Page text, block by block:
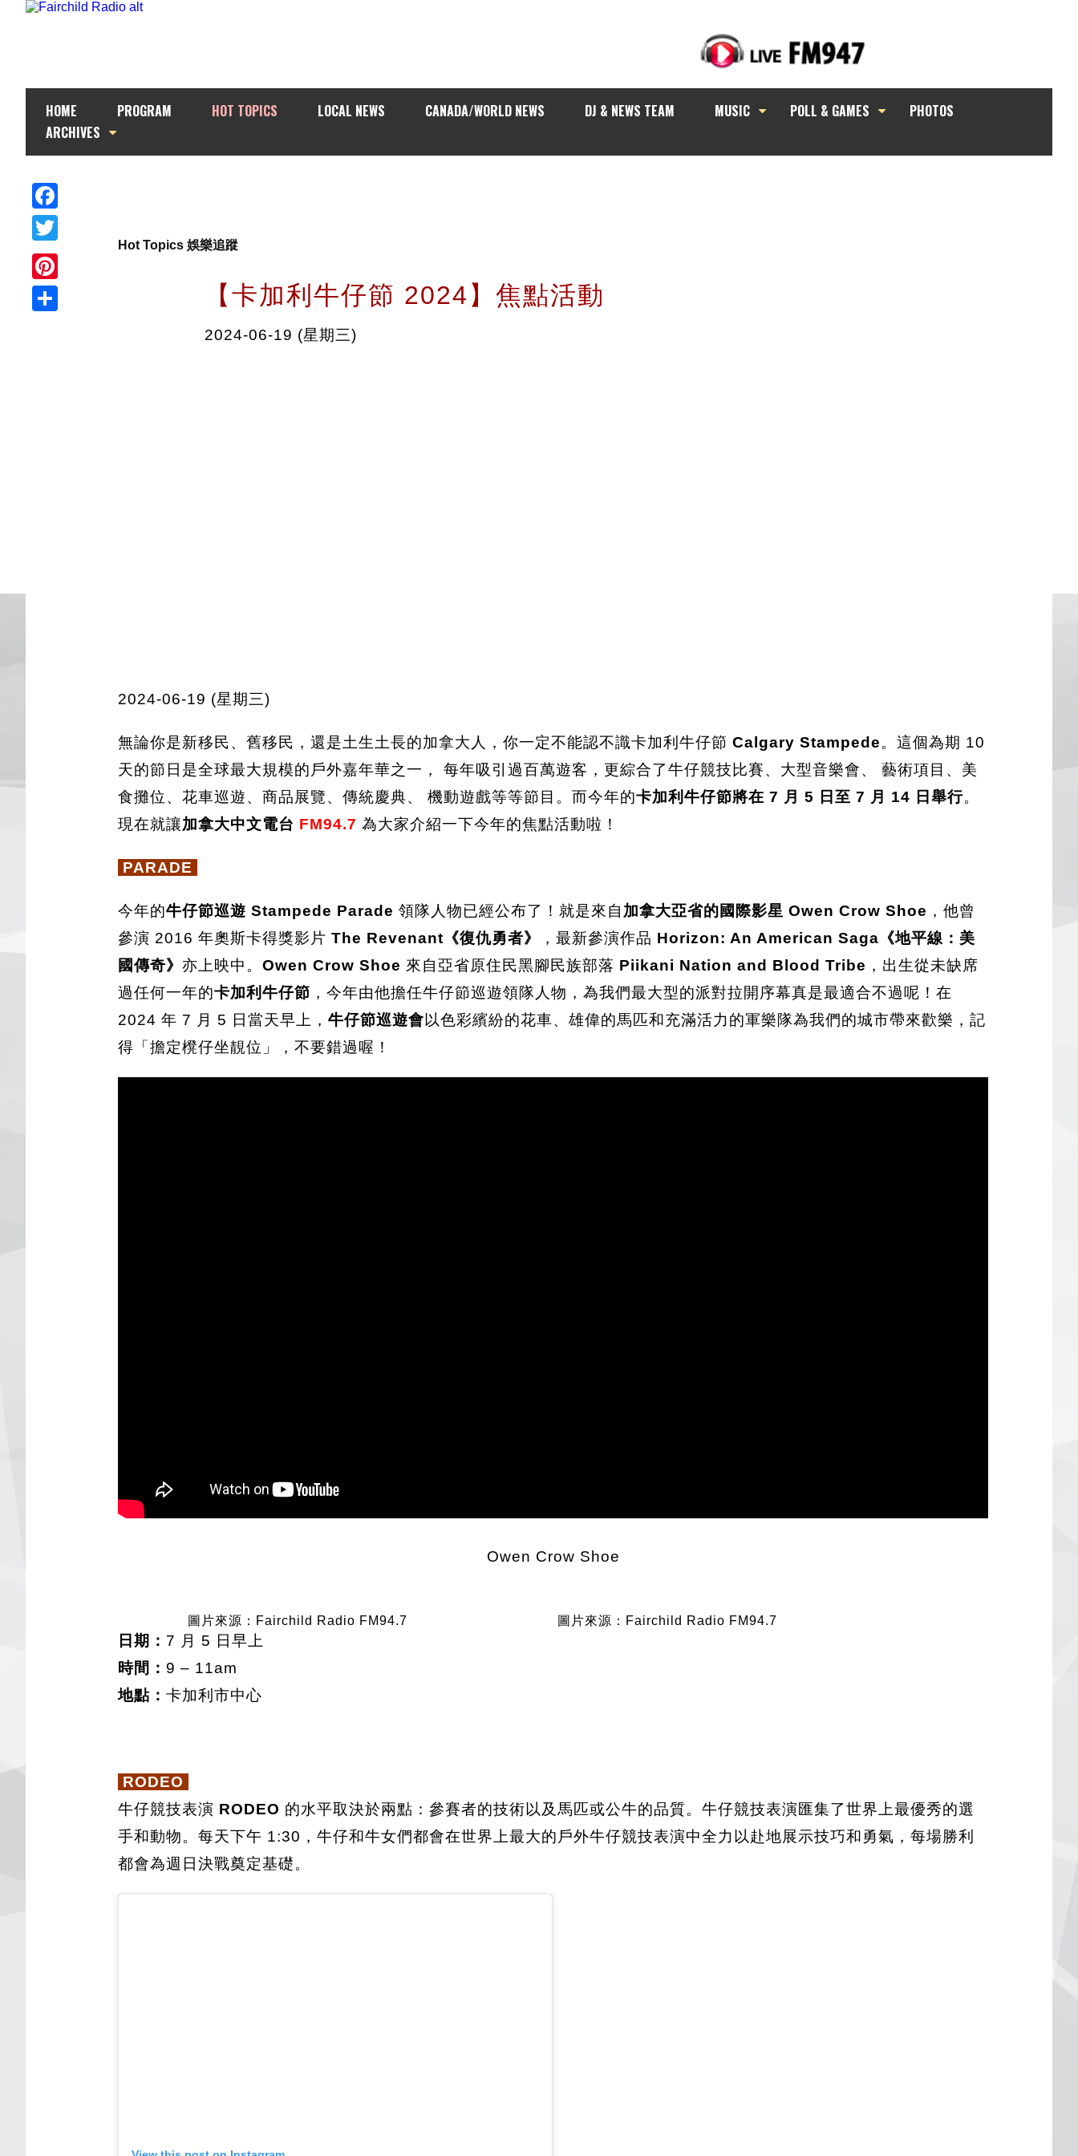
HOME PROGRAM HOT TOPICS LOCAL NEWS CANADA/WORLD NEWS DJ & NEWS TEAM MUSIC POLL & GAMES
PHOTOS
ARCHIVES
Facebook
Twitter
Pinterest
Hot Topics 娛樂追蹤
【卡加利牛仔節 2024】焦點活動
2024-06-19 (星期三)
2024-06-19 (星期三)
無論你是新移民、舊移民，還是土生土長的加拿大人，你一定不能認不識卡加利牛仔節 Calgary Stampede。這個為期 10
天的節日是全球最大規模的戶外嘉年華之一， 每年吸引過百萬遊客，更綜合了牛仔競技比賽、大型音樂會、 藝術項目、美
食攤位、花車巡遊、商品展覽、傳統慶典、 機動遊戲等等節目。而今年的卡加利牛仔節將在 7 月 5 日至 7 月 14 日舉行。
現在就讓加拿大中文電台 FM94.7 為大家介紹一下今年的焦點活動啦！
PARADE
今年的牛仔節巡遊 Stampede Parade 領隊人物已經公布了！就是來自 加拿大亞省的國際影星 Owen Crow Shoe ，他曾
參演 2016 年奧斯卡得獎影片 The Revenant《復仇勇者》 ，最新參演作品 Horizo​​​​n: An American Saga《地平線：美
國傳奇》 亦上映中。 Owen Crow Shoe 來自亞省原住民黑腳民族部落 Piikani Nation and Blood Tribe ，出生從未缺席
過任何一年的卡加利牛仔節 ，今年由他擔任牛仔節巡遊領隊人物，為我們最大型的派對拉開序幕真是最適合不過呢！在
2024 年 7 月 5 日當天早上， 牛仔節巡遊會以色彩繽紛的花車、雄偉的馬匹和充滿活力的軍樂隊為我們的城市帶來歡樂，記
得「擔定櫈仔坐靚位」，不要錯過喔！
Owen Crow Shoe
圖片來源：Fairchild Radio FM94.7 圖片來源：Fairchild Radio FM94.7
日期： 7 月 5 日早上
時間： 9 – 11am
地點： 卡加利市中心
RODEO
牛仔競技表演 RODEO 的水平取決於兩點：參賽者的技術以及馬匹或公牛的品質。牛仔競技表演匯集了世界上最優秀的選
手和動物。每天下午 1:30，牛仔和牛女們都會在世界上最大的戶外牛仔競技表演中全力以赴地展示技巧和勇氣，每場勝利
都會為週日決戰奠定基礎。